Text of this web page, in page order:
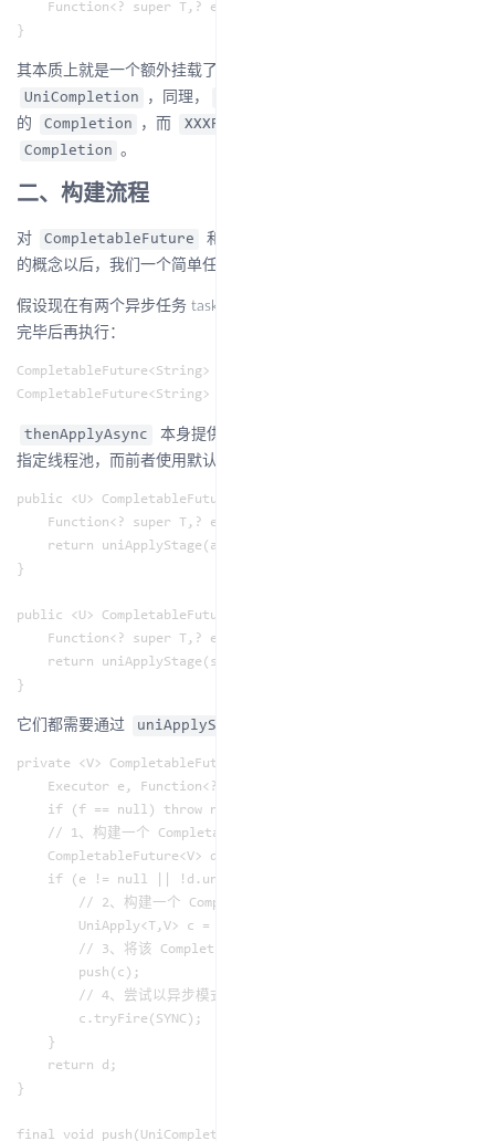
    Function<? super T,? extends V> fn;
其本质上就是一个额外挂载了
UniCompletion
，同理，
的
Completion ，而 XXXRun
Completion 。
二、构建流程
对 CompletableFuture 和
的概念以后，我们一个简单任务的构建-执行过程来分析以下源码。
假设现在有两个异步任务 task1 与 task2，task2 需要在 task1 执行
完毕后再执行：
CompletableFuture<String> task1 = new CompletableFuture<>();
thenApplyAsync
本身提供两个方法，唯一的区别在于后者需要
指定线程池，而前者使用默认的线程池：
public <U> CompletableFuture<U> thenApplyAsync(
    Function<? super T,? extends U> fn) {
    return uniApplyStage(asyncPool, fn);
}
public <U> CompletableFuture<U> thenApplyAsync(
    Function<? super T,? extends U> fn, Executor executor) {
    return uniApplyStage(screenExecutor(executor), fn);
它们都需要通过 uniApplyStage
private <V> CompletableFuture<V> uniApplyStage(
    Executor e, Function<? super T,? extends V> f) {
    if (f == null) throw new NullPointerException();
    // 1、构建一个 CompletableFuture，对应下一个任务 Task2
    CompletableFuture<V> d =  new CompletableFuture<V>();
    if (e != null || !d.uniApply(this, f, null)) {
// 2、构建一个 Completion，dep 指向 Task2，src 指向
        UniApply<T,V> c = new UniApply<T,V>(e, d, this, f);
        // 3、将该 Completion 压入当前 CompletableFuture 栈顶
        push(c);
        // 4、尝试以异步模式执行该Completion
        c.tryFire(SYNC);
    }
    return d;
}
final void push(UniCompletion<?,?> c) {